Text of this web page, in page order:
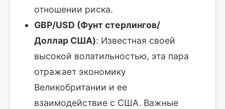
отношении риска.
GBP/USD (Фунт стерлингов/
Доллар США): Известная своей
высокой волатильностью, эта пара
отражает экономику
Великобритании и ее
взаимодействие с США. Важные